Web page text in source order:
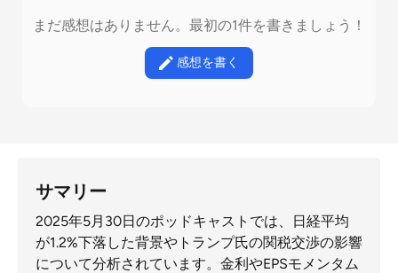
まだ感想はありません。最初の1件を書きましょう！
感想を書く
サマリー
2025年5月30日のポッドキャストでは、日経平均
が1.2%下落した背景やトランプ氏の関税交渉の影響
について分析されています。金利やEPSモメンタム